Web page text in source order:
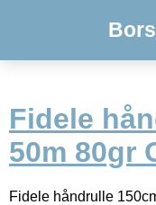
Fidele
50m 80gr
Fidele håndrulle